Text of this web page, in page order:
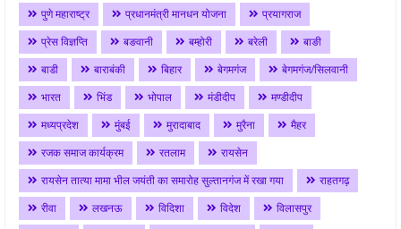
पुणे महाराष्ट्र
प्रधानमंत्री मानधन योजना
प्रयागराज
प्रेस विज्ञप्ति
बङवानी बम्होरी बरेली
बाङी
बाडी
बाराबंकी बिहार बेगमगंज
बेगमगंज/सिलवानी
भारत
भिंड भोपाल मंडीदीप
मण्डीदीप
मध्यप्रदेश
मुंबई मुरादाबाद मुरैना
मैहर
रजक समाज कार्यक्रम
रतलाम
रायसेन
रायसेन तात्या मामा भील जयंती का समारोह सुल्तानगंज में रखा गया
राहतगढ़
रीवा
लखनऊ विदिशा विदेश
विलासपुर